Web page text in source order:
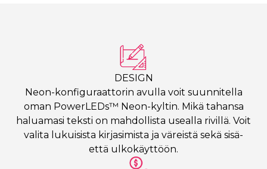
DESIGN
Neon-konfiguraattorin avulla voit suunnitella
oman PowerLEDs™ Neon-kyltin. Mikä tahansa
haluamasi teksti on mahdollista usealla rivillä. Voit
valita lukuisista kirjasimista ja väreistä sekä sisä-
että ulkokäyttöön.